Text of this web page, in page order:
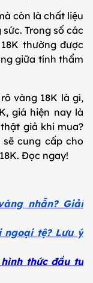
còn là chất liệu
Trong số các
thường được
giữa tính thẩm
vàng 18K là gì,
giá hiện nay là
giả khi mua?
cung cấp cho
Đọc ngay!
nhẫn? Giải
tệ? Lưu ý
thức đầu tư